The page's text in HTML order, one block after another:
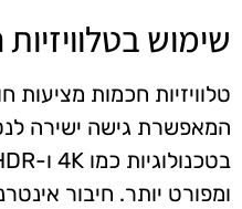
שימוש
טלוויזיות חכמות מציעות
המאפשרת גישה ישירה
ומפורט יותר. חיבור